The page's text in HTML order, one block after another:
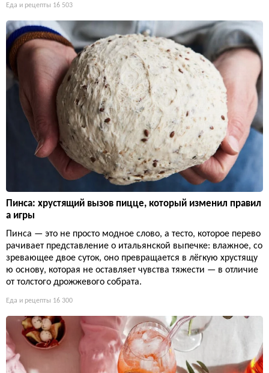
Еда и рецепты 16 503
Пинса: хрустящий вызов пицце, который изменил правил
а игры
Пинса — это не просто модное слово, а тесто, которое перево
рачивает представление о итальянской выпечке: влажное, со
зревающее двое суток, оно превращается в лёгкую хрустящу
ю основу, которая не оставляет чувства тяжести — в отличие
от толстого дрожжевого собрата.
Еда и рецепты 16 300